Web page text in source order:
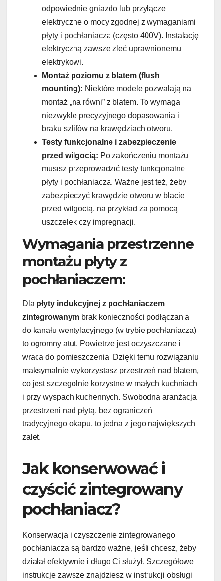
odpowiednie gniazdo lub przyłącze
elektryczne o mocy zgodnej z wymaganiami
płyty i pochłaniacza (często 400V). Instalację
elektryczną zawsze zleć uprawnionemu
elektrykowi.
Montaż poziomu z blatem (flush
mounting): Niektóre modele pozwalają na
montaż „na równi” z blatem. To wymaga
niezwykle precyzyjnego dopasowania i
braku szlifów na krawędziach otworu.
Testy funkcjonalne i zabezpieczenie
przed wilgocią: Po zakończeniu montażu
musisz przeprowadzić testy funkcjonalne
płyty i pochłaniacza. Ważne jest też, żeby
zabezpieczyć krawędzie otworu w blacie
przed wilgocią, na przykład za pomocą
uszczelek czy impregnacji.
Wymagania przestrzenne
montażu płyty z
pochłaniaczem:
Dla płyty indukcyjnej z pochłaniaczem
zintegrowanym brak konieczności podłączania
do kanału wentylacyjnego (w trybie pochłaniacza)
to ogromny atut. Powietrze jest oczyszczane i
wraca do pomieszczenia. Dzięki temu rozwiązaniu
maksymalnie wykorzystasz przestrzeń nad blatem,
co jest szczególnie korzystne w małych kuchniach
i przy wyspach kuchennych. Swobodna aranżacja
przestrzeni nad płytą, bez ograniczeń
tradycyjnego okapu, to jedna z jego największych
zalet.
Jak konserwować i
czyścić zintegrowany
pochłaniacz?
Konserwacja i czyszczenie zintegrowanego
pochłaniacza są bardzo ważne, jeśli chcesz, żeby
działał efektywnie i długo Ci służył. Szczegółowe
instrukcje zawsze znajdziesz w instrukcji obsługi